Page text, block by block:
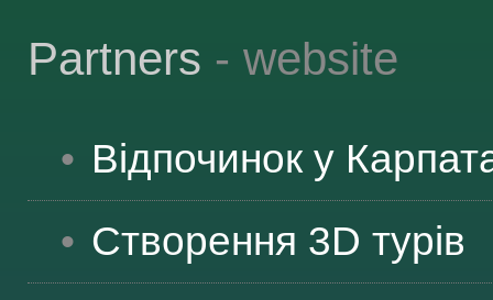
Partners - website
Відпочинок у
Створення 3D турів